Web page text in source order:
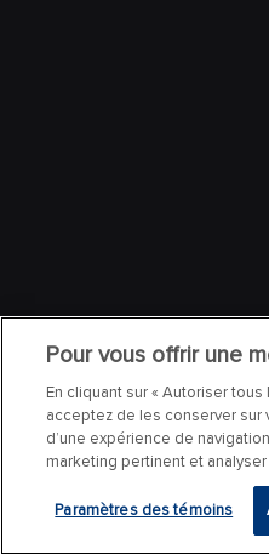
Pour vous offrir une
En cliquant sur « Autoriser
acceptez de les conserver sur
d’une expérience de
marketing pertinent et analyser
Paramètres des témoins